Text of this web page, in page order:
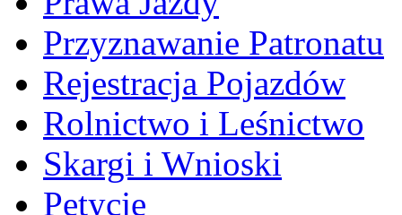
Przyznawanie Patronatu
Rejestracja Pojazdów
Rolnictwo i Leśnictwo
Skargi i Wnioski
Petycje